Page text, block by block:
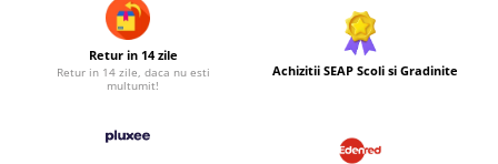
Retur in 14 zile
Retur in 14 zile, daca nu esti
multumit!
Achizitii SEAP Scoli si Gradinite